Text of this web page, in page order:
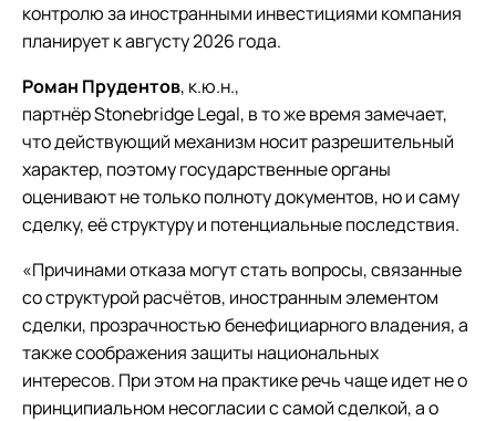
контролю за иностранными инвестициями компания
планирует к августу 2026 года.
Роман Прудентов, к.ю.н.,
партнёр Stonebridge Legal, в то же время замечает,
что действующий механизм носит разрешительный
характер, поэтому государственные органы
оценивают не только полноту документов, но и саму
сделку, её структуру и потенциальные последствия.
«Причинами отказа могут стать вопросы, связанные
со структурой расчётов, иностранным элементом
сделки, прозрачностью бенефициарного владения, а
также соображения защиты национальных
интересов. При этом на практике речь чаще идет не о
принципиальном несогласии с самой сделкой, а о